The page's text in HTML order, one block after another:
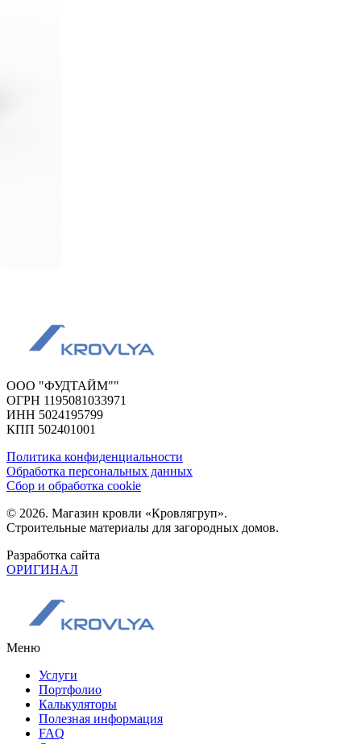
ООО "ФУДТАЙМ""
ОГРН 1195081033971
ИНН 5024195799
КПП 502401001
Политика конфиденциальности
Обработка персональных данных
Сбор и обработка cookie
© 2026. Магазин кровли «Кровлягруп».
Строительные материалы для загородных домов.
Разработка сайта
ОРИГИНАЛ
Меню
Услуги
Портфолио
Калькуляторы
Полезная информация
FAQ